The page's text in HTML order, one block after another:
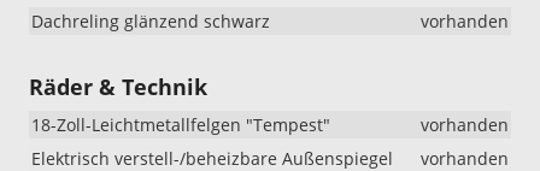
Dachreling glänzend schwarz
vorhanden
Räder & Technik
18-Zoll-Leichtmetallfelgen "Tempest"
vorhanden
Elektrisch verstell-/beheizbare Außenspiegel
vorhanden